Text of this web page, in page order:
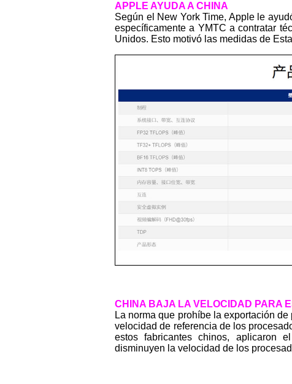
APPLE AYUDA A CHINA
Según el New York Time, Apple le
específicamente a YMTC a contratar
Unidos. Esto motivó las medidas de
CHINA BAJA LA VELOCIDAD PARA
La norma que prohíbe la exportación
velocidad de referencia de los
estos fabricantes chinos, aplicaron
disminuyen la velocidad de los